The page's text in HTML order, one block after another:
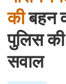
कीबहन
पुलिस की
सवाल